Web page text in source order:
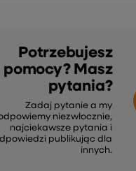
Potrzebujesz
pomocy? Masz
pytania?
Zadaj pytanie a my
niezwłocznie,
najciekawsze pytania i
publikując dla
innych.